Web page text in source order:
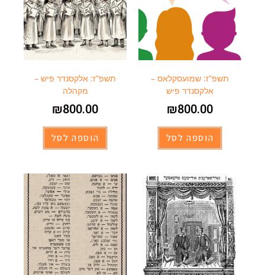
תשפ”ז: שמועסקלאס –
אלקסנדר פיש
₪800.00
הוספה לסל
תשפ”ז: אלקסנדר פיש –
מקהלה
₪800.00
הוספה לסל